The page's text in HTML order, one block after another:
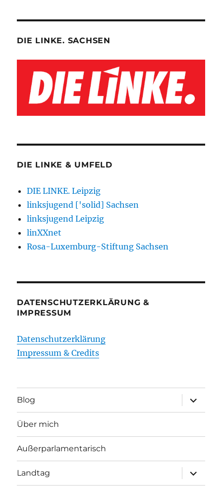
DIE LINKE. SACHSEN
DIE LINKE & UMFELD
DIE LINKE. Leipzig
linksjugend ['solid] Sachsen
linksjugend Leipzig
linXXnet
Rosa-Luxemburg-Stiftung Sachsen
DATENSCHUTZERKLÄRUNG &
IMPRESSUM
Datenschutzerklärung
Impressum & Credits
Blog
öffnen
Über mich
Außerparlamentarisch
Landtag
öffnen